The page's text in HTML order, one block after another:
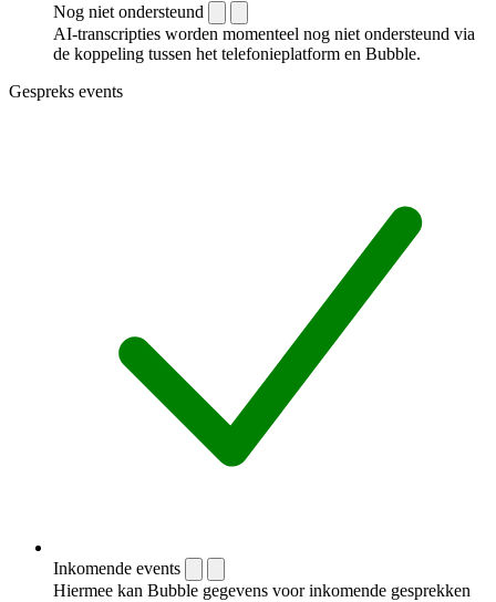
Nog niet ondersteund
AI-transcripties worden momenteel nog niet ondersteund via
de koppeling tussen het telefonieplatform en Bubble.
Gespreks events
Inkomende events
Hiermee kan Bubble gegevens voor inkomende gesprekken